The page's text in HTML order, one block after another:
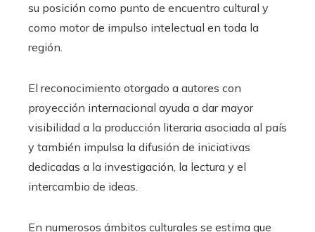
su posición como punto de encuentro cultural y
como motor de impulso intelectual en toda la
región.
El reconocimiento otorgado a autores con
proyección internacional ayuda a dar mayor
visibilidad a la producción literaria asociada al país
y también impulsa la difusión de iniciativas
dedicadas a la investigación, la lectura y el
intercambio de ideas.
En numerosos ámbitos culturales se estima que